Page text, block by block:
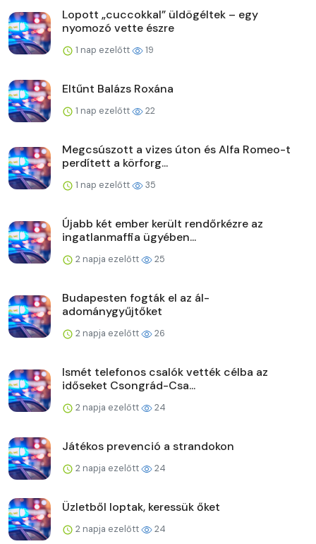
Lopott „cuccokkal” üldögéltek – egy
nyomozó vette észre
1 nap ezelőtt 19
Eltűnt Balázs Roxána
1 nap ezelőtt 22
Megcsúszott a vizes úton és Alfa Romeo-t
perdített a körforg...
1 nap ezelőtt 35
Újabb két ember került rendőrkézre az
ingatlanmaffia ügyében...
2 napja ezelőtt 25
Budapesten fogták el az ál-
adománygyűjtőket
2 napja ezelőtt 26
Ismét telefonos csalók vették célba az
időseket Csongrád-Csa...
2 napja ezelőtt 24
Játékos prevenció a strandokon
2 napja ezelőtt 24
Üzletből loptak, keressük őket
2 napja ezelőtt 24